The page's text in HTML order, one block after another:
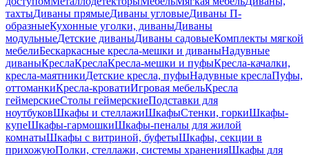
тахтыДиваны прямыеДиваны угловыеДиваны П-
образныеКухонные уголки, диваныДиваны
модульныеДетские диваныДиваны садовыеКомплекты мягкой
мебелиБескаркасные кресла-мешки и диваныНадувные
диваныКреслаКреслаКресла-мешки и пуфыКресла-качалки,
кресла-маятникиДетские кресла, пуфыНадувные креслаПуфы,
оттоманкиКресла-кроватиИгровая мебельКресла
геймерскиеСтолы геймерскиеПодставки для
ноутбуковШкафы и стеллажиШкафыСтенки, горкиШкафы-
купеШкафы-гармошкиШкафы-пеналы для жилой
комнатыШкафы с витриной, буфетыШкафы, секции в
прихожуюПолки, стеллажи, системы храненияШкафы для